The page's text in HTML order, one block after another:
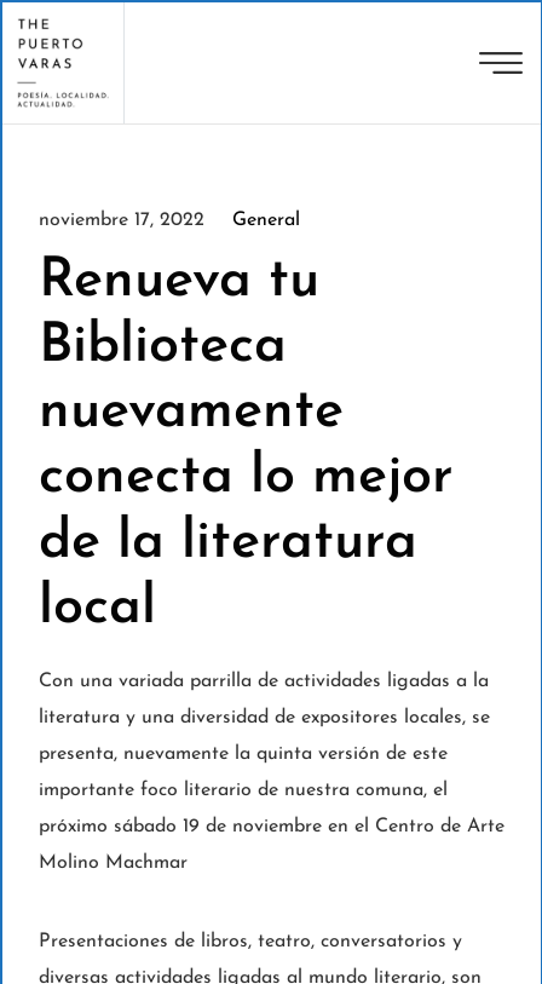
noviembre 17, 2022 General
Renueva tu
Biblioteca
nuevamente
conecta lo mejor
de la literatura
local
Con una variada parrilla de actividades ligadas a la
literatura y una diversidad de expositores locales, se
presenta, nuevamente la quinta versión de este
importante foco literario de nuestra comuna, el
próximo sábado 19 de noviembre en el Centro de Arte
Molino Machmar
Presentaciones de libros, teatro, conversatorios y
diversas actividades ligadas al mundo literario, son